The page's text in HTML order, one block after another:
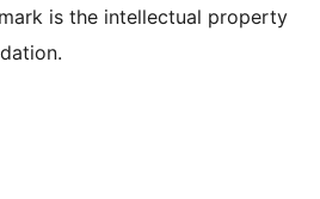
is the intellectual property